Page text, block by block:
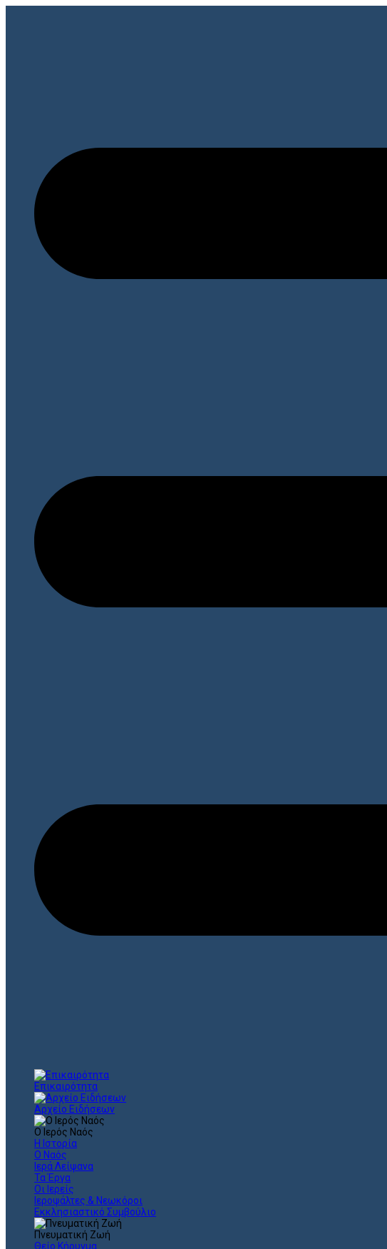
Επικαιρότητα
Αρχείο Ειδήσεων
Ο Ιερός Ναός
Η Ιστορία
Ο Ναός
Ιερά Λείψανα
Τα Έργα
Οι Ιερείς
Ιεροψάλτες & Νεωκόροι
Εκκλησιαστικό Συμβούλιο
Πνευματική Ζωή
Θείο Κήρυγμα